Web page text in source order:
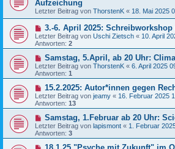
Aufzeichung
Letzter Beitrag von ThorstenK « 18. Mai 2025
3.-6. April 2025:
Letzter Beitrag von Uschi Zietsch « 10. April
Antworten: 2
Samstag, 5.April, ab 20 Uhr:
Letzter Beitrag von ThorstenK « 6. April 2025
Antworten: 1
15.2.2025: Autor*innen gegen
Letzter Beitrag von jeamy « 16. Februar 2025
Antworten: 13
Samstag, 1.Februar ab 20 Uhr:
Letzter Beitrag von lapismont « 1. Februar
Antworten: 3